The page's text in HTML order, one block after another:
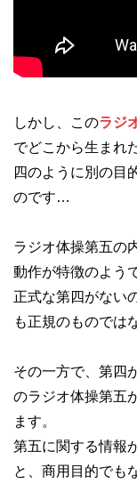
しかし、このラジ
でどこから生まれ
四のように別の目
のです…
ラジオ体操第五の
動作が特徴のよう
正式な第四がない
も正規のものでは
その一方で、第四
のラジオ体操第五
ます。
第五に関する情報
と、商用目的でも